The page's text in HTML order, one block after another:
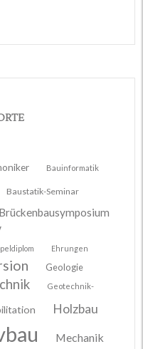
Bauinformatik
Baustatik-Seminar
Brückenbausymposium
Ehrungen
Geologie
Geotechnik-
Holzbau
Mechanik